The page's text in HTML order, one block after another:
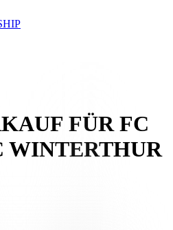
FÜR FC
WINTERTHUR